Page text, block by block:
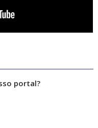
portal?